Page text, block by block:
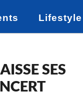
Lifestyle
SES